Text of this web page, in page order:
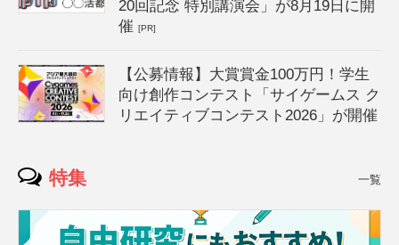
20回記念 特別講演会」が8月19日に開
催[PR]
【公募情報】大賞賞金100万円！学生
向け創作コンテスト「サイゲームス ク
リエイティブコンテスト2026」が開催
特集 一覧